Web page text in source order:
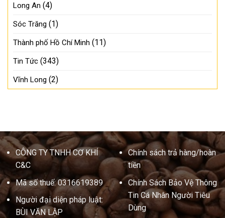
Long An (4)
Sóc Trăng (1)
Thành phố Hồ Chí Minh (11)
Tin Tức (343)
Vĩnh Long (2)
CÔNG TY TNHH CƠ KHÍ
C&C
Mã số thuế: 0316619389
Người đại diện pháp luật:
BÙI VĂN LẬP
Chính sách trả hàng/hoàn
tiền
Chính Sách Bảo Vệ Thông
Tin Cá Nhân Người Tiêu
Dùng